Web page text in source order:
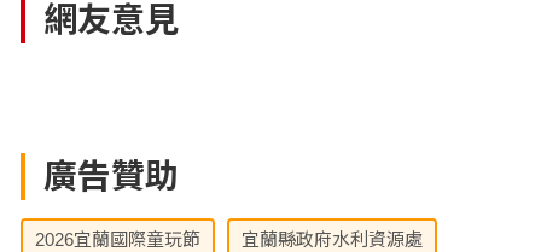
網友意見
廣告贊助
2026宜蘭國際童玩節 宜蘭縣政府水利資源處